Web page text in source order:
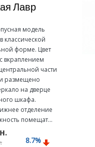
Лавр
модель
классической
форме. Цвет
вкраплением
части
размещено
на дверце
шкафа.
отделение
помещат...
8.7%